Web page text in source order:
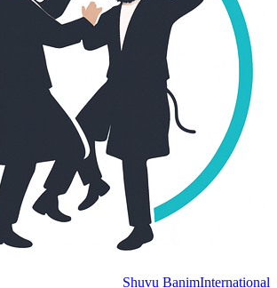
Shuvu BanimInternational